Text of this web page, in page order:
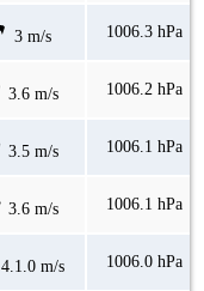
3 m/s 1006.3 hPa
3.6 m/s 1006.2 hPa
3.5 m/s 1006.1 hPa
3.6 m/s 1006.1 hPa
4.1.0 m/s 1006.0 hPa